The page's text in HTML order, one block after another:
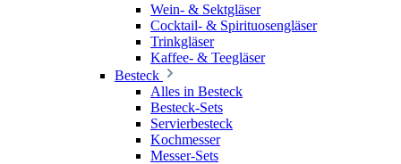
Wein- & Sektgläser
Cocktail- & Spirituosengläser
Trinkgläser
Kaffee- & Teegläser
Besteck
Alles in Besteck
Besteck-Sets
Servierbesteck
Kochmesser
Messer-Sets